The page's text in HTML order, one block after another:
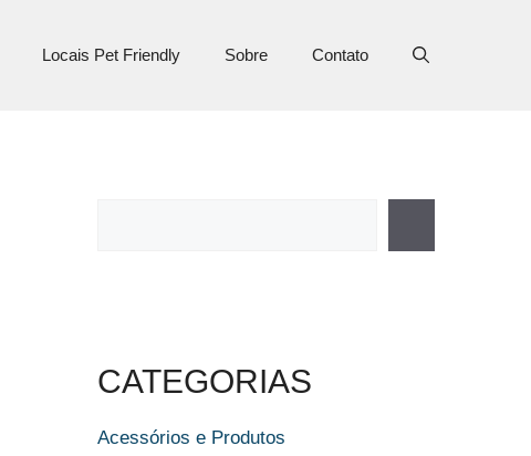
Locais Pet Friendly Sobre Contato
CATEGORIAS
Acessórios e Produtos